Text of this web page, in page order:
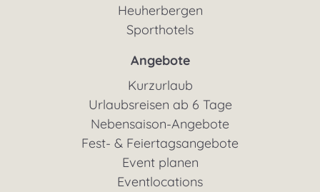
Heuherbergen
Sporthotels
Angebote
Kurzurlaub
Urlaubsreisen ab 6 Tage
Nebensaison-Angebote
Fest- & Feiertagsangebote
Event planen
Eventlocations